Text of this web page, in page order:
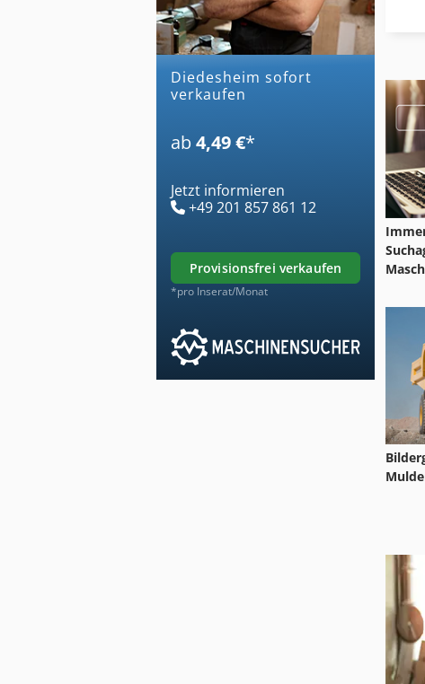
diedesheim sofort
verkaufen
ab 4,49 €*
Jetzt informieren
+49 201 857 861 12
provisionsfrei verkaufen
*pro Inserat/Monat